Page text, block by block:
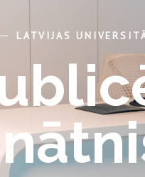
LATVIJAS